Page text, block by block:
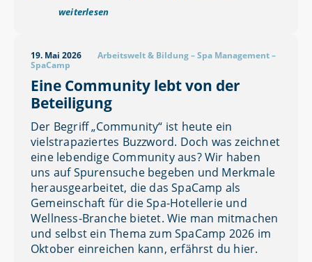
weiterlesen
19. Mai 2026 Arbeitswelt & Bildung–Spa Management–
SpaCamp
Eine Community lebt von der
Beteiligung
Der Begriff „Community“ ist heute ein
vielstrapaziertes Buzzword. Doch was zeichnet
eine lebendige Community aus? Wir haben
uns auf Spurensuche begeben und Merkmale
herausgearbeitet, die das SpaCamp als
Gemeinschaft für die Spa-Hotellerie und
Wellness-Branche bietet. Wie man mitmachen
und selbst ein Thema zum SpaCamp 2026 im
Oktober einreichen kann, erfährst du hier.